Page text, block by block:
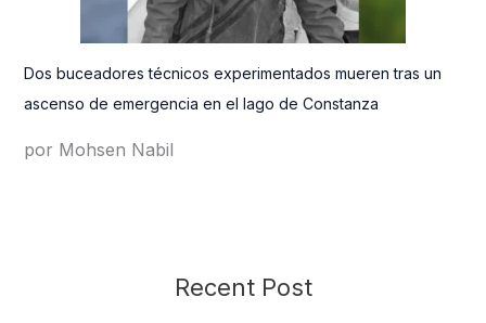
Dos buceadores técnicos experimentados mueren tras un
ascenso de emergencia en el lago de Constanza
por Mohsen Nabil
Recent Post